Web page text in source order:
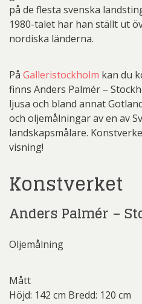
på de flesta svenska
1980-talet har han ställt ut
nordiska länderna.
På Galleristockholm kan du
finns Anders Palmér –
ljusa och bland annat
och oljemålningar av en av
landskapsmålare.
visning!
Konstverket
Anders Palmér –
Oljemålning
Mått
Höjd: 142 cm Bredd: 120 cm